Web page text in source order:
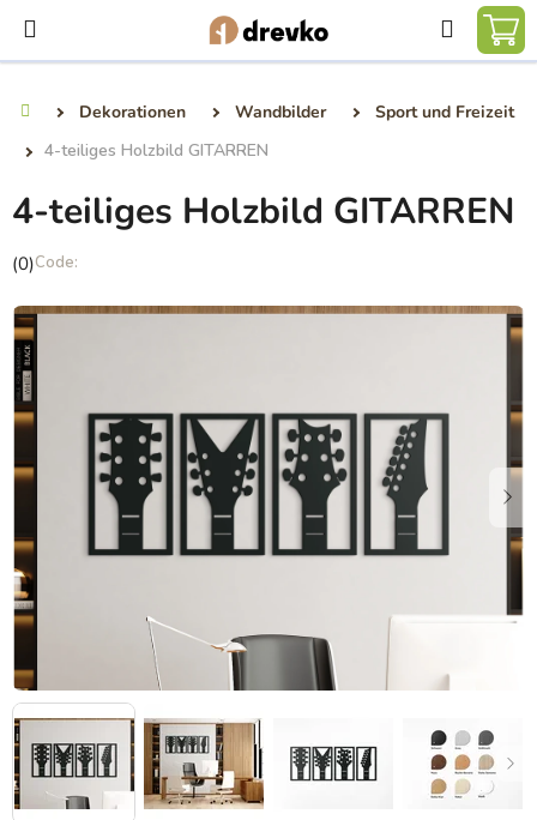
Inhalt
springen
Suchen
Dekorationen Wandbilder
Sport und Freizeit
4-teiliges Holzbild GITARREN
4-teiliges Holzbild GITARREN
Die
Produktbewertung
ist
0,0
von
5
Sternen.
(0)